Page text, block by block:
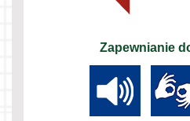
Zapewnianie